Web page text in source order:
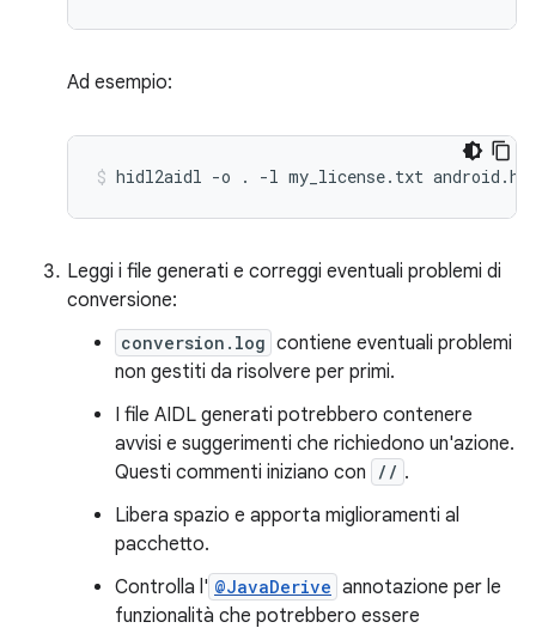
Ad esempio:
hidl2aidl -o . -l my_license.txt
Leggi i file generati e correggi eventuali problemi di
conversione:
conversion.log contiene eventuali problemi
non gestiti da risolvere per primi.
I file AIDL generati potrebbero contenere
avvisi e suggerimenti che richiedono un'azione.
Questi commenti iniziano con
// .
Libera spazio e apporta miglioramenti al
pacchetto.
Controlla l' @JavaDerive annotazione per le
funzionalità che potrebbero essere